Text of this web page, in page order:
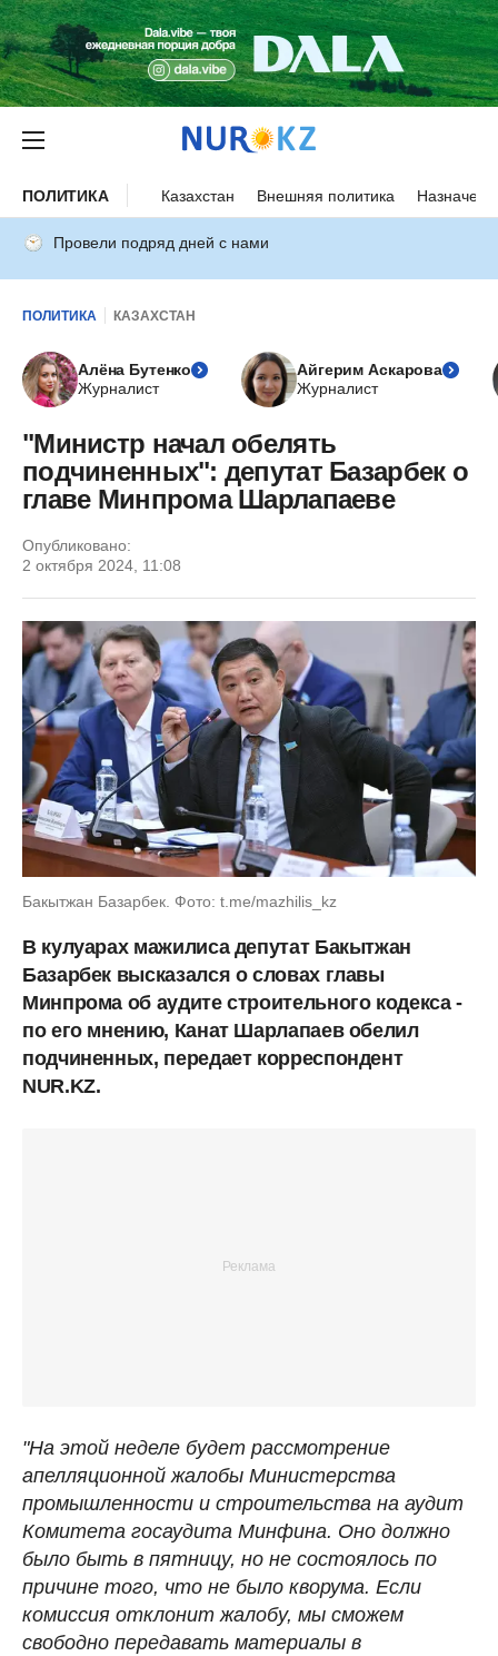
ПОЛИТИКА Казахстан Внешняя политика
Провели подряд дней с нами
ПОЛИТИКА КАЗАХСТАН
Алёна Бутенко
Журналист
Айгерим Аскарова
Журналист
"Министр начал обелять
подчиненных": депутат Базарбек о
главе Минпрома Шарлапаеве
Опубликовано:
2 октября 2024, 11:08
Бакытжан Базарбек. Фото: t.me/mazhilis_kz
В кулуарах мажилиса депутат Бакытжан
Базарбек высказался о словах главы
Минпрома об аудите строительного кодекса -
по его мнению, Канат Шарлапаев обелил
подчиненных, передает корреспондент
NUR.KZ.
"На этой неделе будет рассмотрение
апелляционной жалобы Министерства
промышленности и строительства на аудит
Комитета госаудита Минфина. Оно должно
было быть в пятницу, но не состоялось по
причине того, что не было кворума. Если
комиссия отклонит жалобу, мы сможем
свободно передавать материалы в